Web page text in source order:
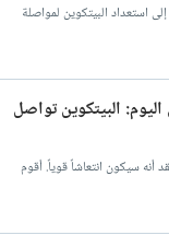
استعداد البيتكوين لمواصلة
البيتكوين تواصل
أنه سيكون انتعاشاً قوياً. أقوم